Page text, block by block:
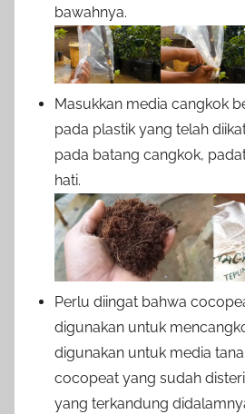
bawahnya.
Masukkan media cangkok
pada plastik yang telah
pada batang cangkok,
hati.
Perlu diingat bahwa
digunakan untuk
digunakan untuk media
cocopeat yang sudah
yang terkandung